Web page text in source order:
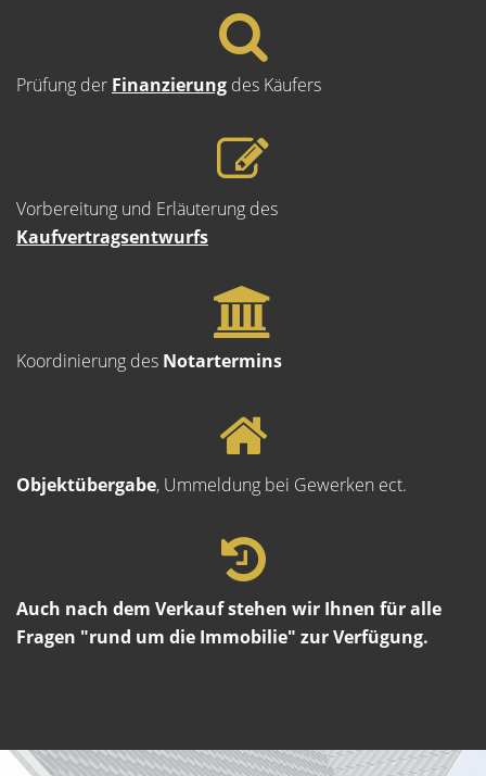
Prüfung der Finanzierung des Käufers
Vorbereitung und Erläuterung des
Kaufvertragsentwurfs
Koordinierung des Notartermins
Objektübergabe, Ummeldung bei Gewerken ect.
Auch nach dem Verkauf stehen wir Ihnen für alle
Fragen "rund um die Immobilie" zur Verfügung.